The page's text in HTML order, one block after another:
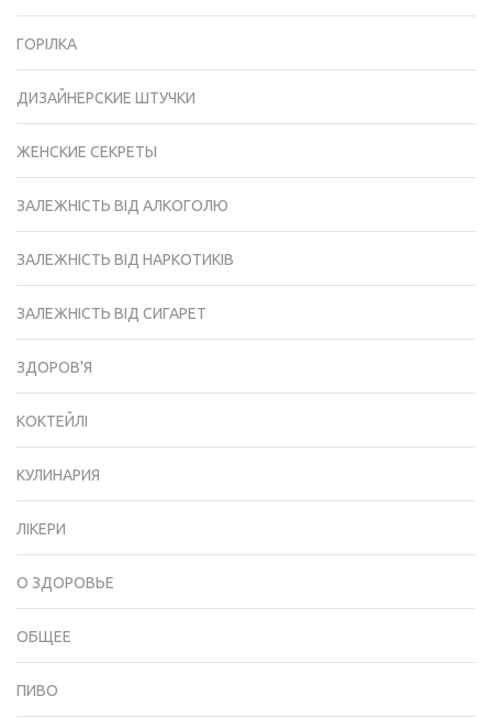
ГОРІЛКА
ДИЗАЙНЕРСКИЕ ШТУЧКИ
ЖЕНСКИЕ СЕКРЕТЫ
ЗАЛЕЖНІСТЬ ВІД АЛКОГОЛЮ
ЗАЛЕЖНІСТЬ ВІД НАРКОТИКІВ
ЗАЛЕЖНІСТЬ ВІД СИГАРЕТ
ЗДОРОВ'Я
КОКТЕЙЛІ
КУЛИНАРИЯ
ЛІКЕРИ
О ЗДОРОВЬЕ
ОБЩЕЕ
ПИВО